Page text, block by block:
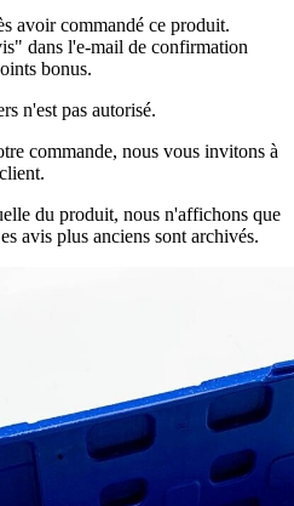
avoir commandé ce produit.
dans l'e-mail de confirmation
bonus.
n'est pas autorisé.
commande, nous vous invitons à
du produit, nous n'affichons que
avis plus anciens sont archivés.